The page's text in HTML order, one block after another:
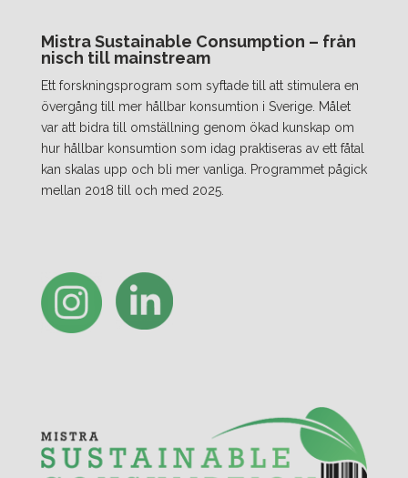
Mistra Sustainable Consumption – från
nisch till mainstream
Ett forskningsprogram som syftade till att stimulera en
övergång till mer hållbar konsumtion i Sverige. Målet
var att bidra till omställning genom ökad kunskap om
hur hållbar konsumtion som idag praktiseras av ett fåtal
kan skalas upp och bli mer vanliga. Programmet pågick
mellan 2018 till och med 2025.